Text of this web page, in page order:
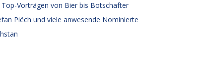
Vorträgen von Bier bis Botschafter
Piëch und viele anwesende Nominierte